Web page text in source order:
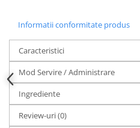
Informatii conformitate produs
Caracteristici
Mod Servire / Administrare
Ingrediente
Review-uri(0)